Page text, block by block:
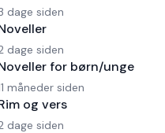
dage siden
dage siden
for børn/unge
måneder siden
og vers
dage siden